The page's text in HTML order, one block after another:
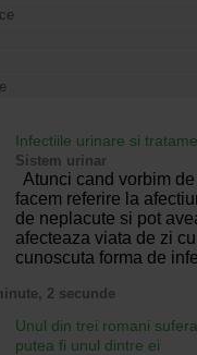
Infectiile urinare si
Sistem urinar
Atunci cand vorbim
facem referire la
de neplacute si pot
afecteaza viata de zi
cunoscuta forma de
2 secunde
Unul din trei romani
putea fi unul dintre ei